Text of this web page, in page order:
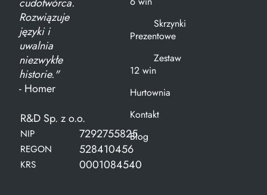
Rozwiązuje
języki i
uwalnia
niezwykłe
historie."
- Homer
R&D Sp. z o.o.
NIP 7292755825
REGON 528410456
KRS 0001084540
Skrzynki
Prezentowe
Zestaw
12 win
Hurtownia
Kontakt
Blog